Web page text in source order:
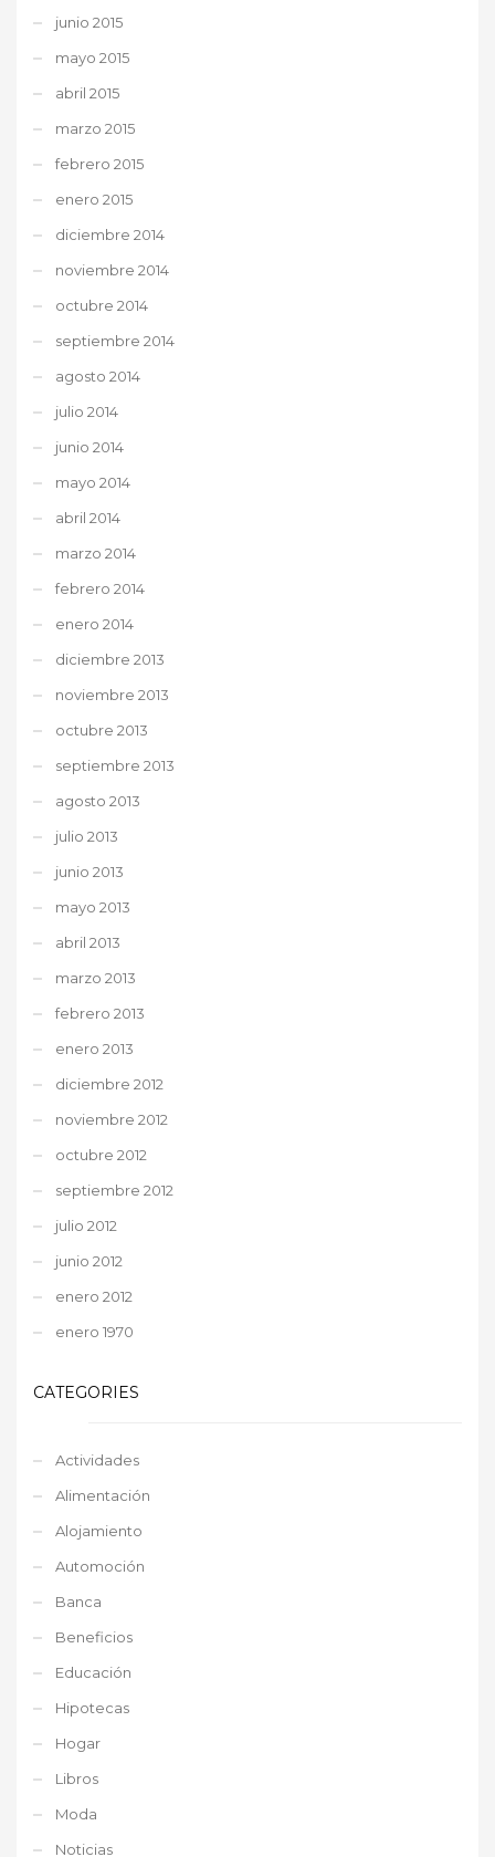
junio 2015
mayo 2015
abril 2015
marzo 2015
febrero 2015
enero 2015
diciembre 2014
noviembre 2014
octubre 2014
septiembre 2014
agosto 2014
julio 2014
junio 2014
mayo 2014
abril 2014
marzo 2014
febrero 2014
enero 2014
diciembre 2013
noviembre 2013
octubre 2013
septiembre 2013
agosto 2013
julio 2013
junio 2013
mayo 2013
abril 2013
marzo 2013
febrero 2013
enero 2013
diciembre 2012
noviembre 2012
octubre 2012
septiembre 2012
julio 2012
junio 2012
enero 2012
enero 1970
CATEGORIES
Actividades
Alimentación
Alojamiento
Automoción
Banca
Beneficios
Educación
Hipotecas
Hogar
Libros
Moda
Noticias